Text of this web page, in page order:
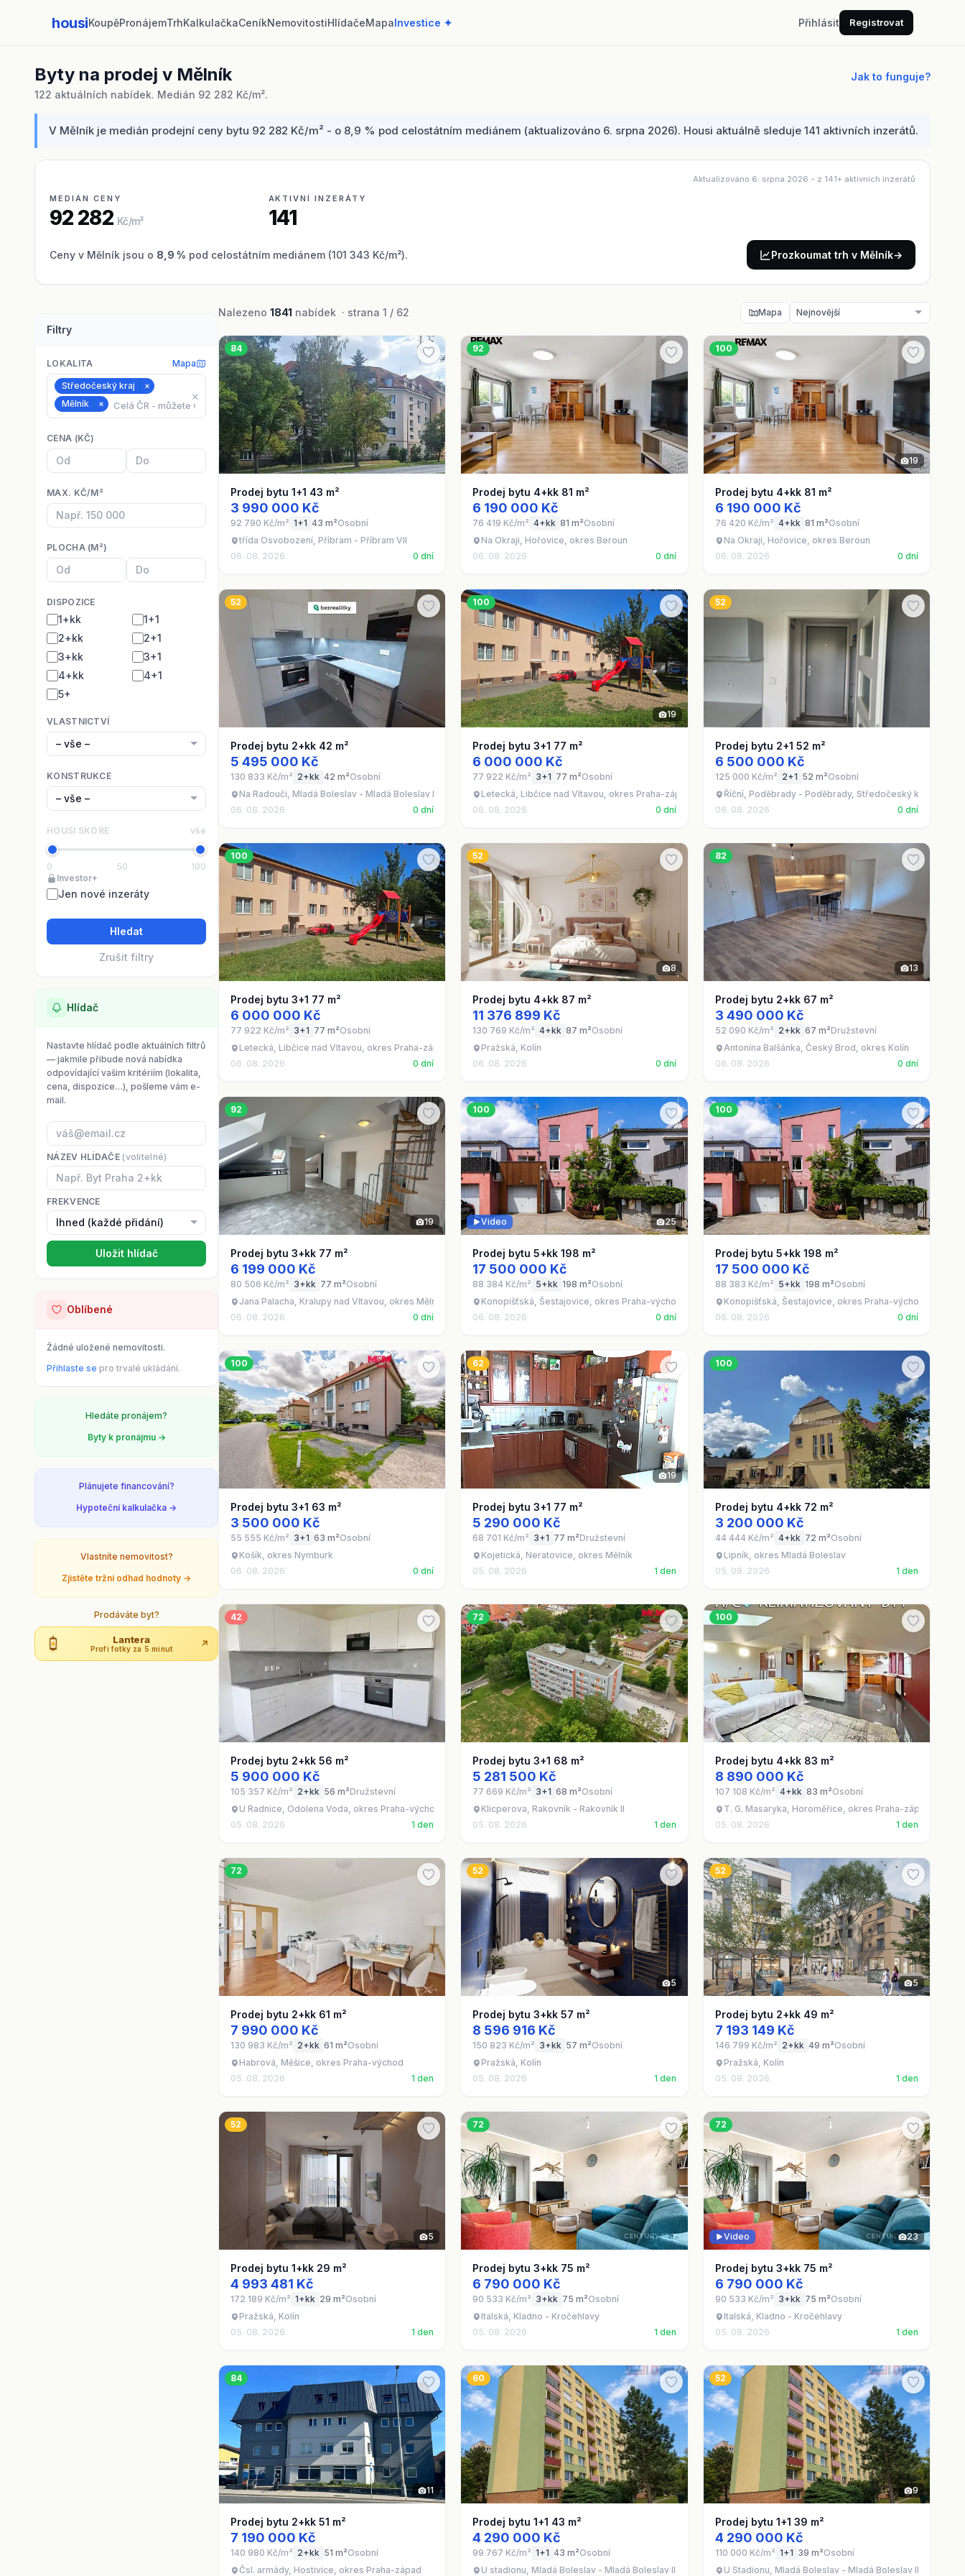
housiKoupěPronájemTrhKalkulačkaCeníkNemovitostiHlídačeMapaInvestice ✦ Přihlásit Registrovat
Byty na prodej v Mělník
Jak to funguje?
122 aktuálních nabídek. Medián 92 282 Kč/m².
V Mělník je medián prodejní ceny bytu 92 282 Kč/m² - o 8,9 % pod celostátním mediánem (aktualizováno 6. srpna 2026). Housi aktuálně sleduje 141 aktivních inzerátů.
Aktualizováno 6. srpna 2026 - z 141+ aktivních inzerátů
MEDIÁN CENY
92 282 Kč/m²
AKTIVNÍ INZERÁTY
141
Ceny v Mělník jsou o 8,9 % pod celostátním mediánem (101 343 Kč/m²). Prozkoumat trh v Mělník→
Filtry
LOKALITA Mapa
Středočeský kraj
×
Mělník
×
⨯
CENA (KČ)
MAX. KČ/M²
PLOCHA (M²)
DISPOZICE
1+kk
1+1
2+kk
2+1
3+kk
3+1
4+kk
4+1
5+
VLASTNICTVÍ
KONSTRUKCE
HOUSI SKÓRE vše
0 50
100
Investor+
Jen nové inzeráty
Hledat
Zrušit filtry
Hlídač
Nastavte hlídač podle aktuálních filtrů
— jakmile přibude nová nabídka
odpovídající vašim kritériím (lokalita,
cena, dispozice…), pošleme vám e-
mail.
NÁZEV HLÍDAČE (volitelné)
FREKVENCE
Uložit hlídač
Oblíbené
Žádné uložené nemovitosti.
Přihlaste se pro trvalé ukládání.
Hledáte pronájem?
Byty k pronájmu →
Plánujete financování?
Hypoteční kalkulačka →
Vlastníte nemovitost?
Zjistěte tržní odhad hodnoty →
Prodáváte byt?
Lantera
Profi fotky za 5 minut ↗
Nalezeno 1841 nabídek · strana 1 / 62 Mapa
84
Prodej bytu 1+1 43 m²
3 990 000 Kč
92 790 Kč/m² 1+1 43 m²Osobní
třída Osvobození, Příbram - Příbram VII
06. 08. 2026
0 dní
92
Prodej bytu 4+kk 81 m²
6 190 000 Kč
76 419 Kč/m² 4+kk 81 m²Osobní
Na Okraji, Hořovice, okres Beroun
06. 08. 2026
0 dní
100
19
Prodej bytu 4+kk 81 m²
6 190 000 Kč
76 420 Kč/m² 4+kk 81 m²Osobní
Na Okraji, Hořovice, okres Beroun
06. 08. 2026
0 dní
52
Prodej bytu 2+kk 42 m²
5 495 000 Kč
130 833 Kč/m² 2+kk 42 m²Osobní
Na Radouči, Mladá Boleslav - Mladá Boleslav II
06. 08. 2026
0 dní
100
19
Prodej bytu 3+1 77 m²
6 000 000 Kč
77 922 Kč/m² 3+1 77 m²Osobní
Letecká, Libčice nad Vltavou, okres Praha-západ
06. 08. 2026
0 dní
52
Prodej bytu 2+1 52 m²
6 500 000 Kč
125 000 Kč/m² 2+1 52 m²Osobní
Říční, Poděbrady - Poděbrady, Středočeský kraj
06. 08. 2026
0 dní
100
Prodej bytu 3+1 77 m²
6 000 000 Kč
77 922 Kč/m² 3+1 77 m²Osobní
Letecká, Libčice nad Vltavou, okres Praha-západ
06. 08. 2026
0 dní
52
8
Prodej bytu 4+kk 87 m²
11 376 899 Kč
130 769 Kč/m² 4+kk 87 m²Osobní
Pražská, Kolín
06. 08. 2026
0 dní
82
13
Prodej bytu 2+kk 67 m²
3 490 000 Kč
52 090 Kč/m² 2+kk 67 m²Družstevní
Antonína Balšánka, Český Brod, okres Kolín
06. 08. 2026
0 dní
92
19
Prodej bytu 3+kk 77 m²
6 199 000 Kč
80 506 Kč/m² 3+kk 77 m²Osobní
Jana Palacha, Kralupy nad Vltavou, okres Mělník
06. 08. 2026
0 dní
100
25
Video
Prodej bytu 5+kk 198 m²
17 500 000 Kč
88 384 Kč/m² 5+kk 198 m²Osobní
Konopišťská, Šestajovice, okres Praha-východ
06. 08. 2026
0 dní
100
Prodej bytu 5+kk 198 m²
17 500 000 Kč
88 383 Kč/m² 5+kk 198 m²Osobní
Konopišťská, Šestajovice, okres Praha-východ
06. 08. 2026
0 dní
100
Prodej bytu 3+1 63 m²
3 500 000 Kč
55 555 Kč/m² 3+1 63 m²Osobní
Košík, okres Nymburk
06. 08. 2026
0 dní
62
19
Prodej bytu 3+1 77 m²
5 290 000 Kč
68 701 Kč/m² 3+1 77 m²Družstevní
Kojetická, Neratovice, okres Mělník
05. 08. 2026
1 den
100
Prodej bytu 4+kk 72 m²
3 200 000 Kč
44 444 Kč/m² 4+kk 72 m²Osobní
Lipník, okres Mladá Boleslav
05. 08. 2026
1 den
42
Prodej bytu 2+kk 56 m²
5 900 000 Kč
105 357 Kč/m² 2+kk 56 m²Družstevní
U Radnice, Odolena Voda, okres Praha-východ
05. 08. 2026
1 den
72
Prodej bytu 3+1 68 m²
5 281 500 Kč
77 669 Kč/m² 3+1 68 m²Osobní
Klicperova, Rakovník - Rakovník II
05. 08. 2026
1 den
100
Prodej bytu 4+kk 83 m²
8 890 000 Kč
107 108 Kč/m² 4+kk 83 m²Osobní
T. G. Masaryka, Horoměřice, okres Praha-západ
05. 08. 2026
1 den
72
Prodej bytu 2+kk 61 m²
7 990 000 Kč
130 983 Kč/m² 2+kk 61 m²Osobní
Habrová, Měšice, okres Praha-východ
05. 08. 2026
1 den
52
5
Prodej bytu 3+kk 57 m²
8 596 916 Kč
150 823 Kč/m² 3+kk 57 m²Osobní
Pražská, Kolín
05. 08. 2026
1 den
52
5
Prodej bytu 2+kk 49 m²
7 193 149 Kč
146 799 Kč/m² 2+kk 49 m²Osobní
Pražská, Kolín
05. 08. 2026
1 den
52
5
Prodej bytu 1+kk 29 m²
4 993 481 Kč
172 189 Kč/m² 1+kk 29 m²Osobní
Pražská, Kolín
05. 08. 2026
1 den
72
Prodej bytu 3+kk 75 m²
6 790 000 Kč
90 533 Kč/m² 3+kk 75 m²Osobní
Italská, Kladno - Kročehlavy
05. 08. 2026
1 den
72
23
Video
Prodej bytu 3+kk 75 m²
6 790 000 Kč
90 533 Kč/m² 3+kk 75 m²Osobní
Italská, Kladno - Kročehlavy
05. 08. 2026
1 den
84
11
Prodej bytu 2+kk 51 m²
7 190 000 Kč
140 980 Kč/m² 2+kk 51 m²Osobní
Čsl. armády, Hostivice, okres Praha-západ
60
Prodej bytu 1+1 43 m²
4 290 000 Kč
99 767 Kč/m² 1+1 43 m²Osobní
U stadionu, Mladá Boleslav - Mladá Boleslav II
52
9
Prodej bytu 1+1 39 m²
4 290 000 Kč
110 000 Kč/m² 1+1 39 m²Osobní
U Stadionu, Mladá Boleslav - Mladá Boleslav II